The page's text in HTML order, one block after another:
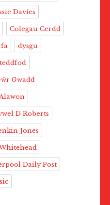
l
y
Davies
Colegau Cerdd
dysgu
Gwadd
D Roberts
Jones
Daily Post